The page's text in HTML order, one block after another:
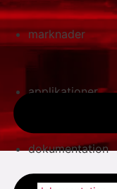
marknader
applikationer
dokumentation